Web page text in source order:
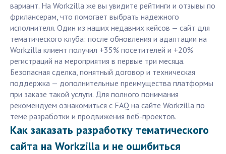
вариант. На Workzilla же вы увидите рейтинги и отзывы по
фрилансерам, что помогает выбрать надежного
исполнителя. Один из наших недавних кейсов — сайт для
тематического клуба: после обновления и адаптации на
Workzilla клиент получил +35% посетителей и +20%
регистраций на мероприятия в первые три месяца.
Безопасная сделка, понятный договор и техническая
поддержка — дополнительные преимущества платформы
при заказе такой услуги. Для полного понимания
рекомендуем ознакомиться с FAQ на сайте Workzilla по
теме разработки и продвижения веб-проектов.
Как заказать разработку тематического
сайта на Workzilla и не ошибиться